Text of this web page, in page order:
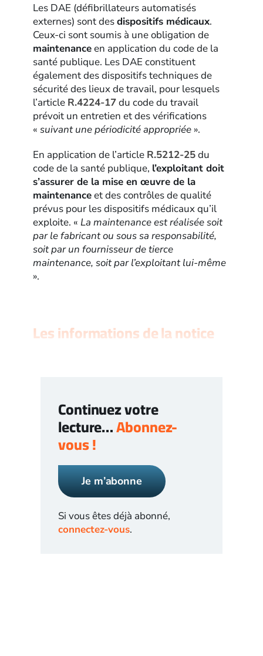
Les DAE (défibrillateurs automatisés
externes) sont desdispositifs médicaux.
Ceux-ci sont soumis à une obligation de
maintenanceen application du code de la
santé publique. Les DAE constituent
également des dispositifs techniques de
sécurité des lieux de travail, pour lesquels
l’article R.4224-17du code du travail
prévoit un entretien et des vérifications
«suivant une périodicité appropriée ».
En application de l’article R.5212-25du
code de la santé publique, l’exploitant doit
s’assurer de la mise en œuvre de la
maintenanceet des contrôles de qualité
prévus pour les dispositifs médicaux qu’il
exploite. « La maintenance est réalisée soit
par le fabricant ou sous sa responsabilité,
soit par un fournisseur de tierce
maintenance, soit par l’exploitant lui-même
».
Les informations de la notice
Continuez votre
lecture…Abonnez-
vous !
Je m’abonne
Si vous êtes déjà abonné,
connectez-vous.